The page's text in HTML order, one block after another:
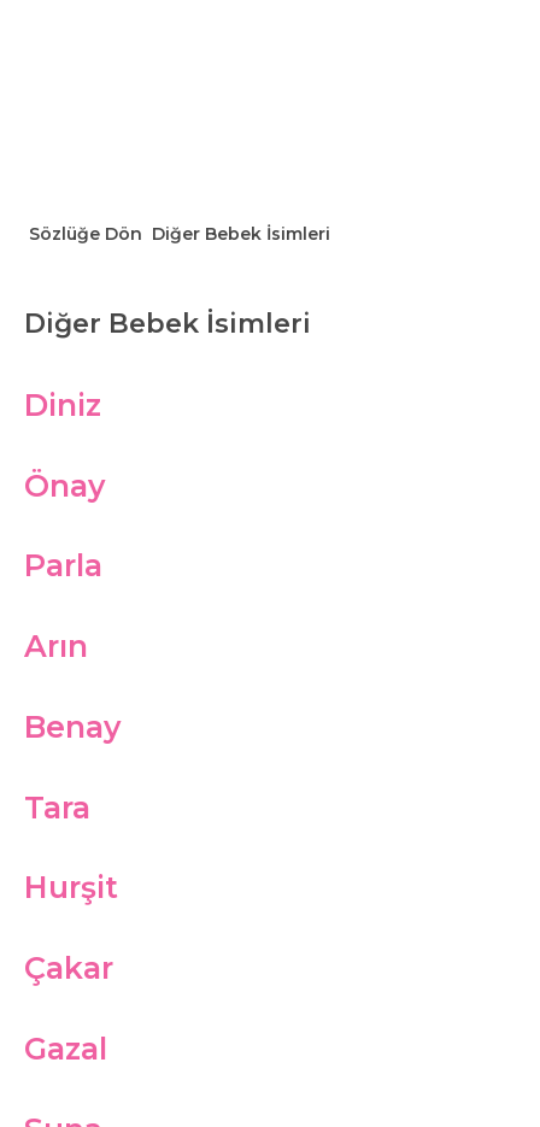
Sözlüğe Dön Diğer Bebek İsimleri
Diğer Bebek İsimleri
Diniz
Önay
Parla
Arın
Benay
Tara
Hurşit
Çakar
Gazal